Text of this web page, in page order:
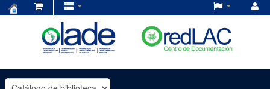
OLADE